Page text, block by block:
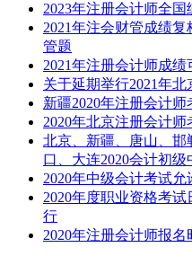
2023年注册会计师全
2021年注会财管成绩
管题
2021年注册会计师成绩
关于延期举行2021年
新疆2020年注册会计师
2020年北京注册会计师
北京、新疆、唐山、邯
口、大连2020会计初
2020年中级会计考试
2020年度职业资格考
行
2020年注册会计师报名